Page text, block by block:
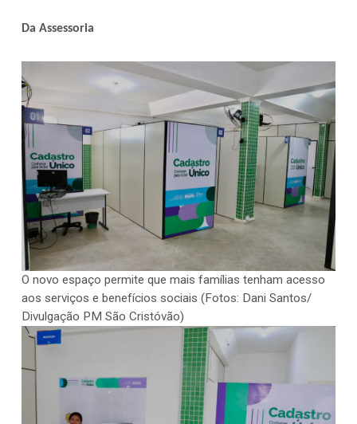
Da Assessoria
O novo espaço permite que mais famílias tenham acesso
aos serviços e benefícios sociais (Fotos: Dani Santos/
Divulgação PM São Cristóvão)